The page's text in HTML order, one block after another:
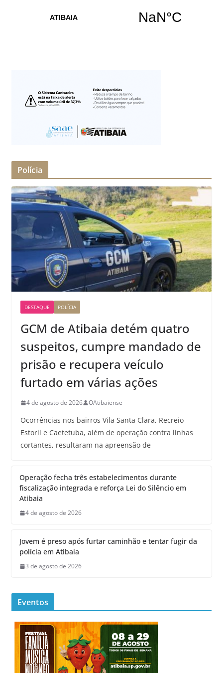
Polícia
DESTAQUE POLÍCIA
GCM de Atibaia detém quatro
suspeitos, cumpre mandado de
prisão e recupera veículo
furtado em várias ações
4 de agosto de 2026 OAtibaiense
Ocorrências nos bairros Vila Santa Clara, Recreio
Estoril e Caetetuba, além de operação contra linhas
cortantes, resultaram na apreensão de
Operação fecha três estabelecimentos durante
fiscalização integrada e reforça Lei do Silêncio em
Atibaia
4 de agosto de 2026
Jovem é preso após furtar caminhão e tentar fugir da
polícia em Atibaia
3 de agosto de 2026
Eventos